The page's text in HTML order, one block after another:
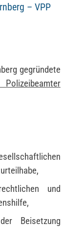
– VPP
gegründete
Polizeibeamter
und
Beisetzung